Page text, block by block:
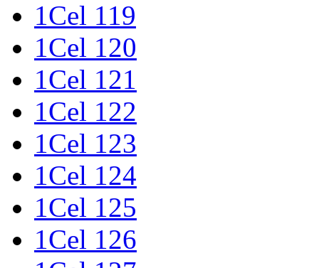
1Cel 119
1Cel 120
1Cel 121
1Cel 122
1Cel 123
1Cel 124
1Cel 125
1Cel 126